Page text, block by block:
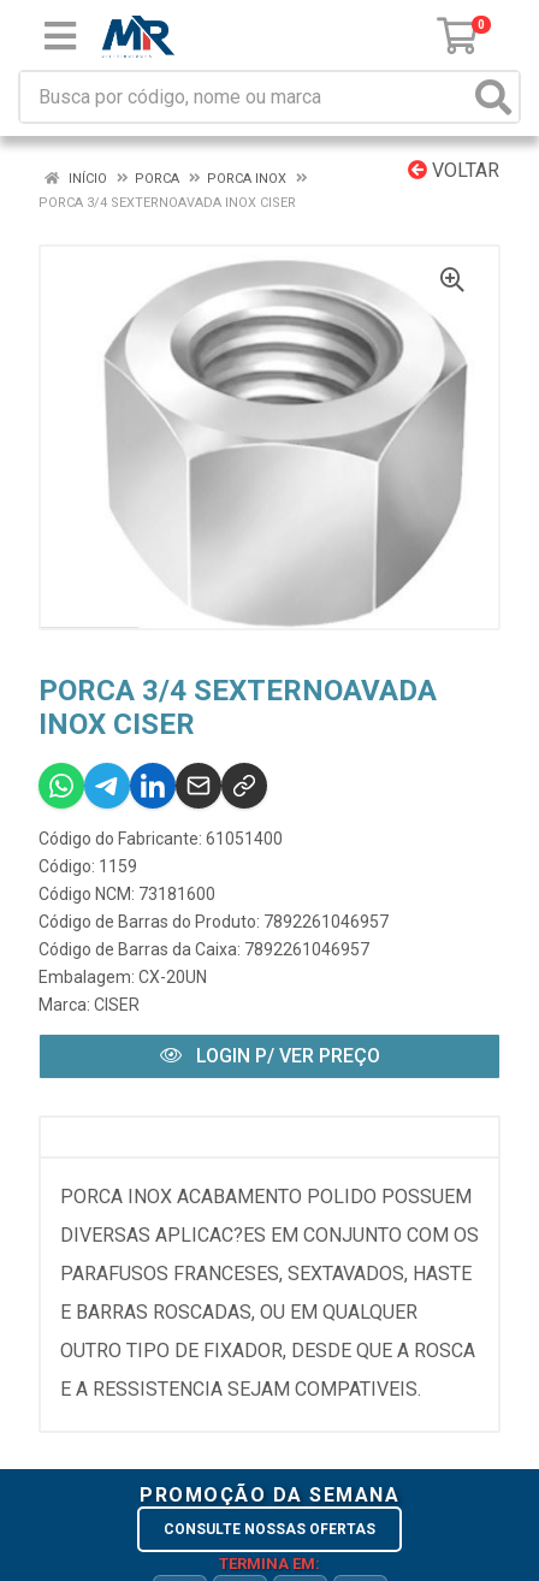
0
VOLTAR
INÍCIO PORCA
PORCA INOX
PORCA 3/4 SEXTERNOAVADA INOX CISER
PORCA 3/4 SEXTERNOAVADA
INOX CISER
Código do Fabricante: 61051400
Código: 1159
Código NCM: 73181600
Código de Barras do Produto: 7892261046957
Código de Barras da Caixa: 7892261046957
Embalagem: CX-20UN
Marca: CISER
LOGIN P/ VER PREÇO
PORCA INOX ACABAMENTO POLIDO POSSUEM
DIVERSAS APLICAC?ES EM CONJUNTO COM OS
PARAFUSOS FRANCESES, SEXTAVADOS, HASTE
E BARRAS ROSCADAS, OU EM QUALQUER
OUTRO TIPO DE FIXADOR, DESDE QUE A ROSCA
E A RESSISTENCIA SEJAM COMPATIVEIS.
PROMOÇÃO DA SEMANA
CONSULTE NOSSAS OFERTAS
TERMINA EM: